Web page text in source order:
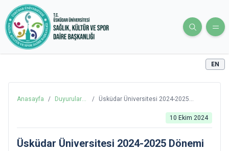
EN
Anasayfa /
Duyurular
/
Üsküdar Üniversitesi 2024-2025
10 Ekim 2024
Üsküdar Üniversitesi 2024-2025 Dönemi